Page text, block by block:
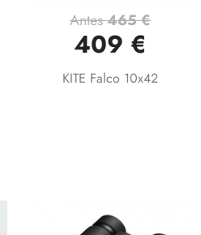
Antes465 €
409 €
KITE Falco 10x42